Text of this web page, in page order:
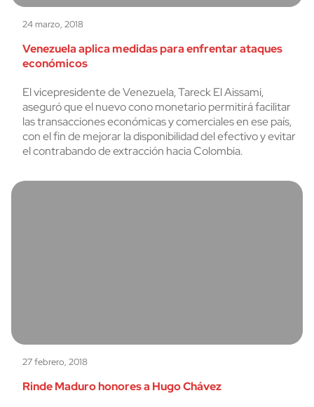
24 marzo, 2018
Venezuela aplica medidas para enfrentar ataques
económicos
El vicepresidente de Venezuela, Tareck El Aissami,
aseguró que el nuevo cono monetario permitirá facilitar
las transacciones económicas y comerciales en ese país,
con el fin de mejorar la disponibilidad del efectivo y evitar
el contrabando de extracción hacia Colombia.
27 febrero, 2018
Rinde Maduro honores a Hugo Chávez